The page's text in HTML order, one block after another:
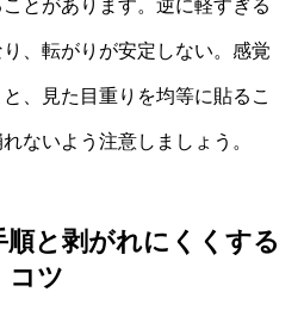
とがあります。逆に軽すぎる
、転がりが安定しない。感覚
、見た目重りを均等に貼るこ
ないよう注意しましょう。
と剥がれにくくする
コツ